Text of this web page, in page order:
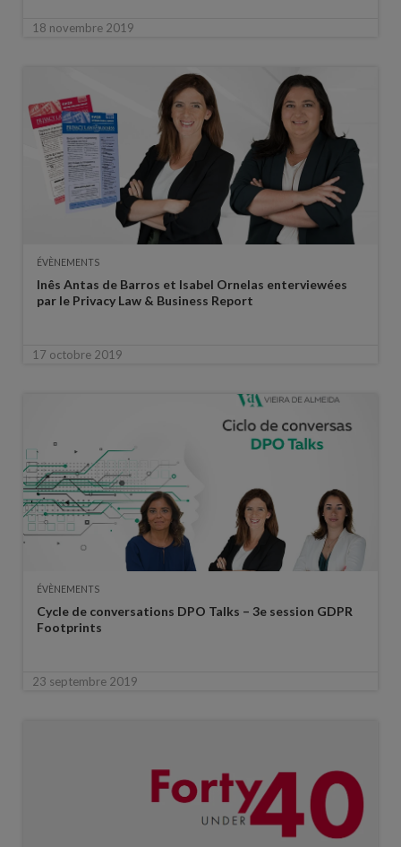
18 novembre 2019
ÉVÈNEMENTS
Inês Antas de Barros et Isabel Ornelas enterviewées
par le Privacy Law & Business Report
17 octobre 2019
ÉVÈNEMENTS
Cycle de conversations DPO Talks – 3e session GDPR
Footprints
23 septembre 2019